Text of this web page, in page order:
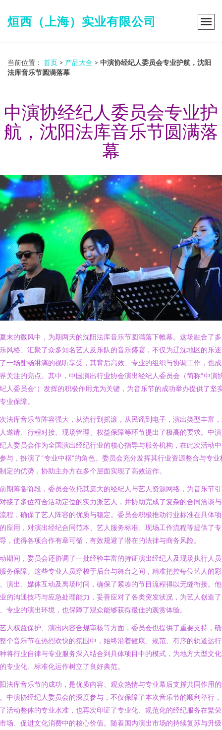
烜西（上海）实业有限公司
当前位置： 首页 > 产品大全 > 中演协经纪人委员会专业护航，沈阳
法库音乐节圆满落幕
中演协经纪人委员会专业护
航，沈阳法库音乐节圆满落
幕
末的微风中，为期两天的沈阳法库音乐节圆满落下帷幕。这场融合了
风格、汇聚了众多知名艺人及乐队的音乐盛宴，不仅为辽沈地区的乐
一场酣畅淋漓的视听享受，其背后高效、专业的组织与协调工作，也
关注的亮点。其中，中国演出行业协会演出经纪人委员会（简称“中演
人委员会”）发挥的积极作用尤为关键，为音乐节的成功举办提供了坚
业保障。
法库音乐节阵容强大，从流行到摇滚，从民谣到电子，演出类型丰富
邀请、行程对接、现场管理、权益保障等环节提出了极高的要求。中
人委员会作为全国演出经纪行业的核心指导与服务机构，在此次活动
与，扮演了“专业中枢”的角色。委员会充分发挥其行业资源整合与专业
定的优势，协助主办方在多个层面实现了高效运作。
期筹备阶段，委员会依托其庞大的经纪人与艺人资源网络，为音乐节
接了多位符合活动定位的实力派艺人，并协助完成了复杂的合同洽谈
程，确保了艺人阵容的优质与稳定。委员会积极推动行业标准在具体
应用，对演出经纪合同范本、艺人服务标准、现场工作流程等提供了
，使得各项合作有章可循，有效规避了潜在的法律与商务风险。
期间，委员会还协调了一批经验丰富的持证演出经纪人及现场执行人
务保障。这些专业人员穿梭于后台与舞台之间，精准把控每位艺人的彩
演出、媒体互动及离场时间，确保了紧凑的节目流程得以无缝衔接。
的沟通技巧与应急处理能力，妥善应对了各类突发状况，为艺人创造
专业的演出环境，也保障了观众能够获得最佳的观赏体验。
人权益保护、演出内容合规审核等方面，委员会也提供了重要支持，
个音乐节在热烈欢快的氛围中，始终沿着健康、规范、有序的轨道运
将行业自律与专业服务深入结合到具体项目中的模式，为地方大型文
专业化、标准化运作树立了良好典范。
法库音乐节的成功，是优质内容、观众热情与专业幕后支撑共同作用
中演协经纪人委员会的深度参与，不仅保障了本次音乐节的顺利举行
活动整体的专业水准，也再次印证了专业化、规范化的经纪服务在繁
场、促进文化消费中的核心价值。随着国内演出市场的持续复苏与升